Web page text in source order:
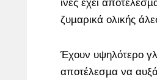
ίνες έχει
ζυµαρικά ολικής
Έχουν υψηλότερο
αποτέλεσµα να